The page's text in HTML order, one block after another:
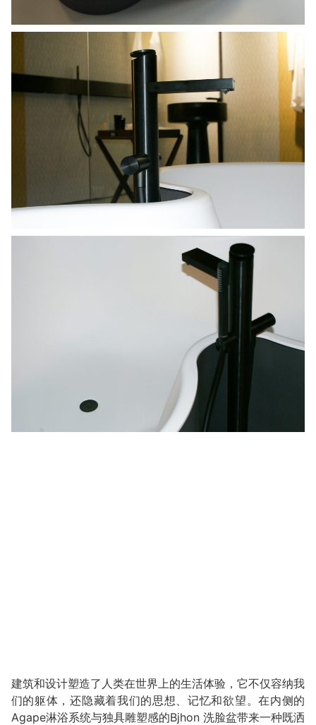
建筑和设计塑造了人类在世界上的生活体验，它不仅容纳我
们的躯体，还隐藏着我们的思想、记忆和欲望。在内侧的
Agape淋浴系统与独具雕塑感的Bjhon 洗脸盆带来一种既洒